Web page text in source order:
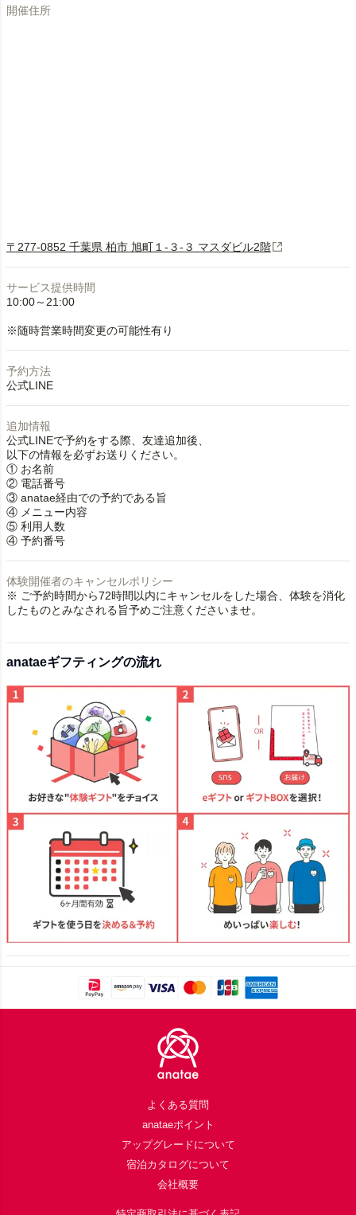
開催住所
〒277-0852 千葉県 柏市 旭町１-３-３ マスダビル2階
サービス提供時間
10:00～21:00
※随時営業時間変更の可能性有り
予約方法
公式LINE
追加情報
公式LINEで予約をする際、友達追加後、
以下の情報を必ずお送りください。
① お名前
② 電話番号
③ anatae経由での予約である旨
④ メニュー内容
⑤ 利用人数
④ 予約番号
体験開催者のキャンセルポリシー
※ ご予約時間から72時間以内にキャンセルをした場合、体験を消化
したものとみなされる旨予めご注意くださいませ。
anataeギフティングの流れ
よくある質問
anataeポイント
アップグレードについて
宿泊カタログについて
会社概要